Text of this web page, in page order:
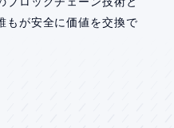
もが安全に価値を交換で